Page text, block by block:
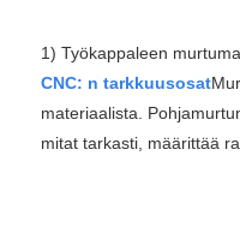
1) Työkappaleen murtuma
CNC: n tarkkuusosat
materiaalista.
mitat tarkasti, määrittää